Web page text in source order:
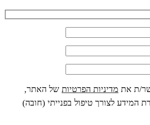
ת את מדיניות הפרטיות של האתר,
המידע לצורך טיפול בפנייתי (חובה)